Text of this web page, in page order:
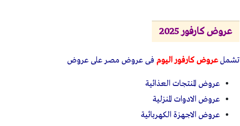
عروض كارفور 2025
تشملعروض كارفور اليوم فى عروض مصر على عروض
عروض المنتجات العذائية
عروض الادوات المنزلية
عروض الاجهزة الكهربائية